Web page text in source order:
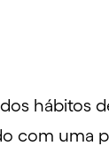
hábitos
com uma